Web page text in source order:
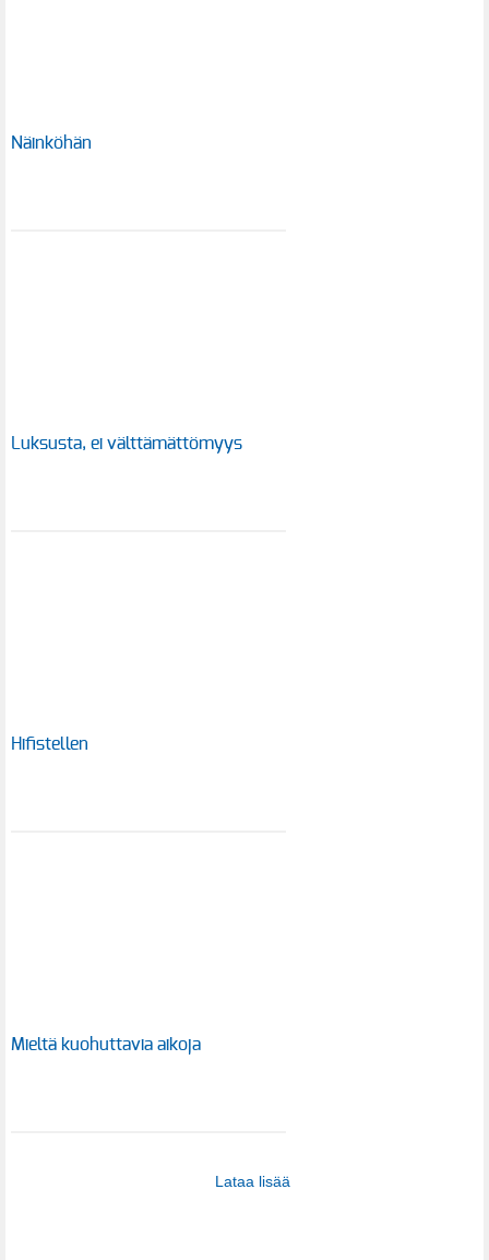
Näinköhän
Luksusta, ei välttämättömyys
Hifistellen
Mieltä kuohuttavia aikoja
Lataa lisää